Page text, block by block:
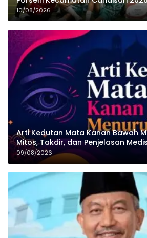
10/08/2026
Arti Kedutan Mata Kanan Bawah
Mitos, Takdir, dan Penjelasan Medis
09/08/2026